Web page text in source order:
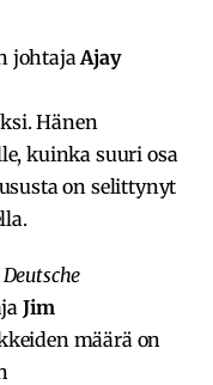
johtajaAjay
Hänen
kuinka suuri osa
on selittynyt
Deutsche
Jim
määrä on